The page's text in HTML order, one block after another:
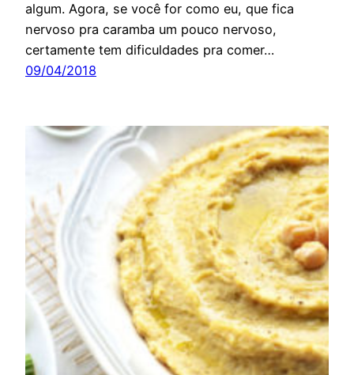
algum. Agora, se você for como eu, que fica
nervoso pra caramba um pouco nervoso,
certamente tem dificuldades pra comer…
09/04/2018